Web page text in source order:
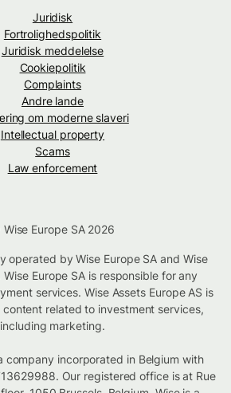
Juridisk
Fortrolighedspolitik
Juridisk meddelelse
Cookiepolitik
Complaints
Andre lande
om moderne slaveri
Intellectual property
Scams
Law enforcement
Europe SA 2026
operated by Wise Europe SA and Wise
Wise Europe SA is responsible for any
services. Wise Assets Europe AS is
related to investment services,
including marketing.
company incorporated in Belgium with
Our registered office is at Rue